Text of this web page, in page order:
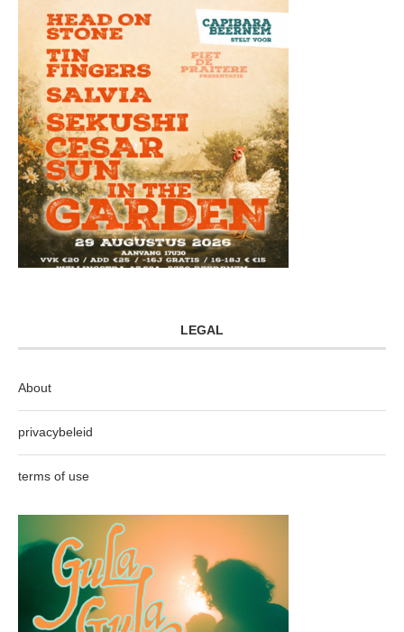
LEGAL
About
privacybeleid
terms of use